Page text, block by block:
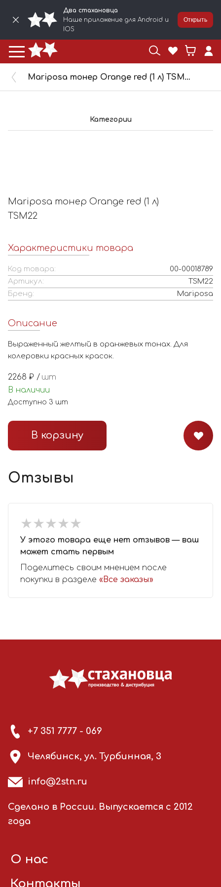
Два стахановца
Наше приложение для Android и
IOS
Открыть
Mariposa тонер Orange red (1 л) TSM22
Категории
Mariposa тонер Orange red (1 л)
TSM22
Характеристики товара
Код товара:
00-00018789
Артикул:
TSM22
Бренд:
Mariposa
Описание
Выраженный желтый в оранжевых тонах. Для
колеровки красных красок.
2268 ₽ / шт
В наличии
Доступно 3 шт
В корзину
Отзывы
★★★★★
★★★★★
У этого товара еще нет отзывов — ваш
может стать первым
Поделитесь своим мнением после
покупки в разделе «Все заказы»
+7 351 7777 - 069
Челябинск, ул. Турбинная, 3
info@2stn.ru
Сделано в России. Выпускается с 2012
года
О нас
Контакты